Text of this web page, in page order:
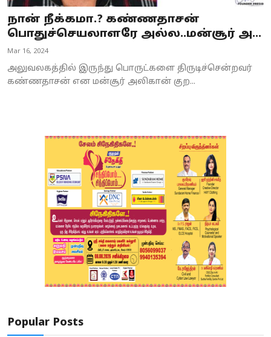
நான் நீக்கமா.? கண்ணதாசன்
பொதுச்செயலாளரே அல்ல..மன்சூர் அ...
Mar 16, 2024
அலுவலகத்தில் இருந்து பொருட்களை திருடிச்சென்றவர்
கண்ணதாசன் என மன்சூர் அலிகான் குற...
Popular Posts